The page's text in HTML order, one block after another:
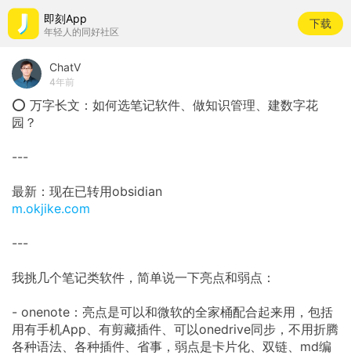
即刻App
年轻人的同好社区
下载
ChatV
4年前
⭕ 万字长文：如何选笔记软件、做知识管理、建数字花
园？
---
最新：现在已转用obsidian
m.okjike.com
---
我挑几个笔记类软件，简单说一下亮点和弱点：
- onenote：亮点是可以和微软的全家桶配合起来用，包括
用有手机App、有剪藏插件、可以onedrive同步，不用折腾
各种语法、各种插件、省事，弱点是卡片化、双链、md编